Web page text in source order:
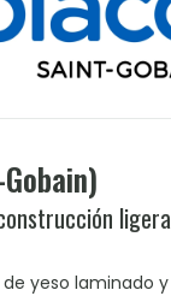
ligera
yeso laminado y